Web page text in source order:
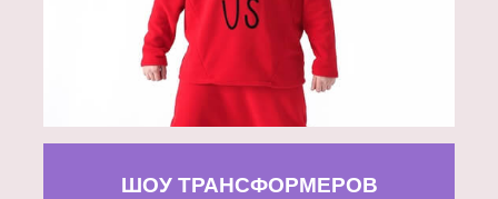
ШОУ ТРАНСФОРМЕРОВ